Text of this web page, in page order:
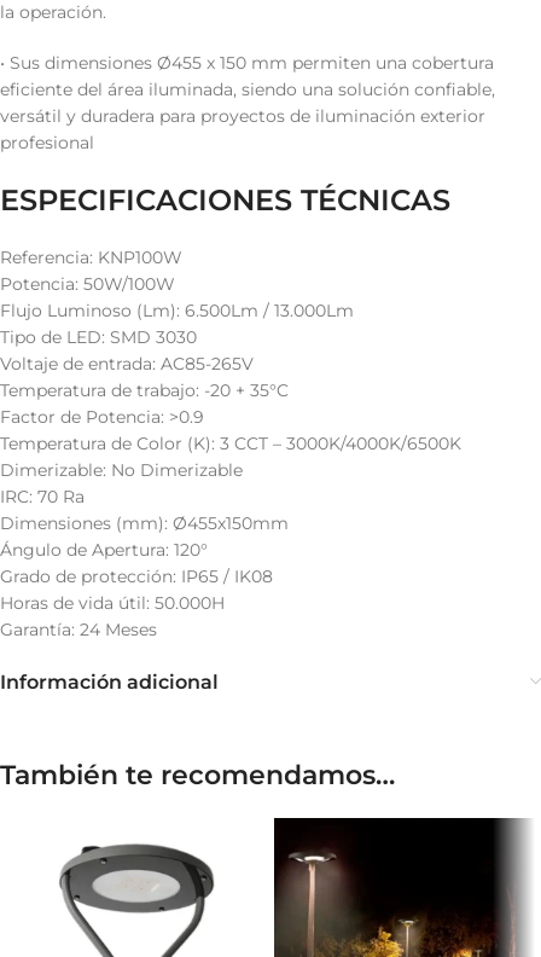
la operación.
• Sus dimensiones Ø455 x 150 mm permiten una cobertura
eficiente del área iluminada, siendo una solución confiable,
versátil y duradera para proyectos de iluminación exterior
profesional
ESPECIFICACIONES TÉCNICAS
Referencia: KNP100W
Potencia: 50W/100W
Flujo Luminoso (Lm): 6.500Lm / 13.000Lm
Tipo de LED: SMD 3030
Voltaje de entrada: AC85-265V
Temperatura de trabajo: -20 + 35°C
Factor de Potencia: >0.9
Temperatura de Color (K): 3 CCT – 3000K/4000K/6500K
Dimerizable: No Dimerizable
IRC: 70 Ra
Dimensiones (mm): Ø455x150mm
Ángulo de Apertura: 120°
Grado de protección: IP65 / IK08
Horas de vida útil: 50.000H
Garantía: 24 Meses
Información adicional
También te recomendamos…